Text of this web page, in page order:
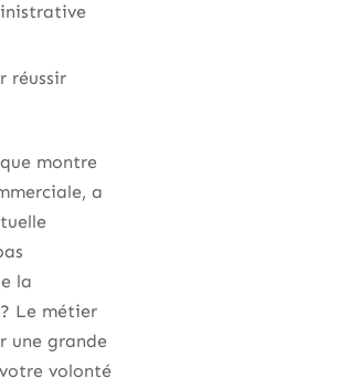
réussir
montre
a
la
Le métier
une grande
volonté